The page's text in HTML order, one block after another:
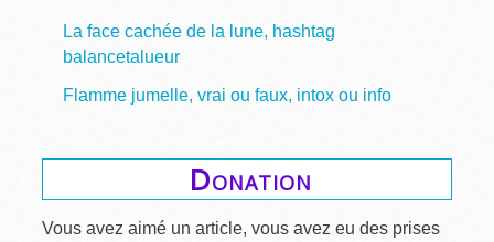
La face cachée de la lune, hashtag
balancetalueur
Flamme jumelle, vrai ou faux, intox ou info
Donation
Vous avez aimé un article, vous avez eu des prises